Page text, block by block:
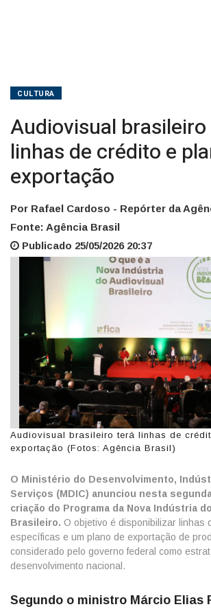
CULTURA
Audiovisual
linhas de crédito e
exportação
Por Rafael Cardoso - Repórter da
Fonte: Agência Brasil
Publicado 25/05/2026 20:37
Audiovisual brasileiro terá linhas de
exportação (Fotos: Agência Brasil)
O Ministério do Desenvolvimento,
Serviços (MDIC) anunciou nesta
criação do Programa da Nova Indústria
Brasileiro. O objetivo é disponibilizar linhas
específicas e um plano de exportação de
considerado pelo governo federal como
desenvolvimento nacional.
Segundo o ministro Márcio Elias